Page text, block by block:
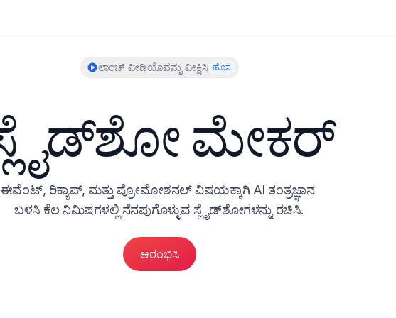
ಲಾಂಚ್ ವೀಡಿಯೊವನ್ನು ವೀಕ್ಷಿಸಿ ಹೊಸ
ಸ್ಲೈಡ್‌ಶೋ ಮೇಕರ್
ಈವೆಂಟ್, ರಿಕ್ಯಾಪ್, ಮತ್ತು ಪ್ರೋಮೋಶನಲ್ ವಿಷಯಕ್ಕಾಗಿ AI ತಂತ್ರಜ್ಞಾನ
ಬಳಸಿ ಕೆಲ ನಿಮಿಷಗಳಲ್ಲಿ ನೆನಪುಗೊಳ್ಳುವ ಸ್ಲೈಡ್‌ಶೋಗಳನ್ನು ರಚಿಸಿ.
ಆರಂಭಿಸಿ